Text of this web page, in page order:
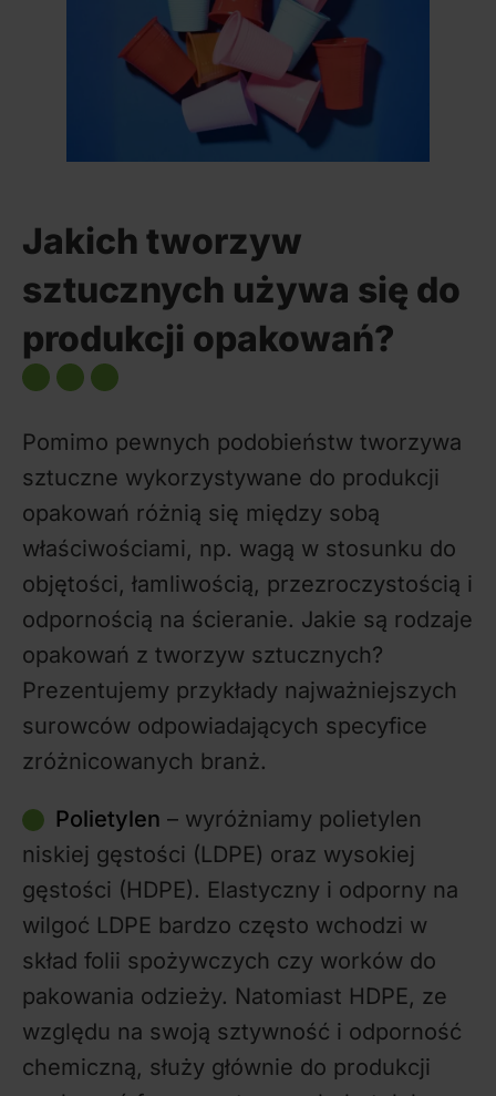
Jakich tworzyw
sztucznych używa się do
produkcji opakowań?
Pomimo pewnych podobieństw tworzywa
sztuczne wykorzystywane do produkcji
opakowań różnią się między sobą
właściwościami, np. wagą w stosunku do
objętości, łamliwością, przezroczystością i
odpornością na ścieranie. Jakie są rodzaje
opakowań z tworzyw sztucznych?
Prezentujemy przykłady najważniejszych
surowców odpowiadających specyfice
zróżnicowanych branż.
Polietylen – wyróżniamy polietylen
niskiej gęstości (LDPE) oraz wysokiej
gęstości (HDPE). Elastyczny i odporny na
wilgoć LDPE bardzo często wchodzi w
skład folii spożywczych czy worków do
pakowania odzieży. Natomiast HDPE, ze
względu na swoją sztywność i odporność
chemiczną, służy głównie do produkcji